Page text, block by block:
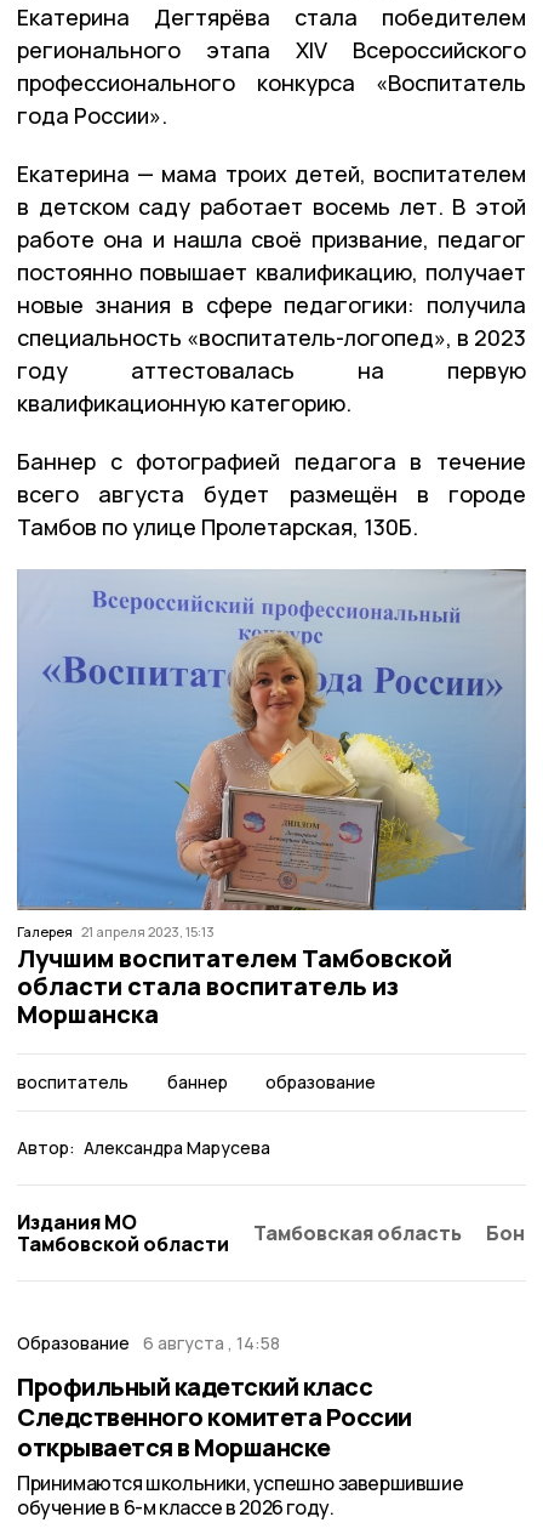
Екатерина Дегтярёва стала победителем
регионального этапа XIV Всероссийского
профессионального конкурса «Воспитатель
года России».
Екатерина — мама троих детей, воспитателем
в детском саду работает восемь лет. В этой
работе она и нашла своё призвание, педагог
постоянно повышает квалификацию, получает
новые знания в сфере педагогики: получила
специальность «воспитатель-логопед», в 2023
году аттестовалась на первую
квалификационную категорию.
Баннер с фотографией педагога в течение
всего августа будет размещён в городе
Тамбов по улице Пролетарская, 130Б.
Галерея 21 апреля 2023, 15:13
Лучшим воспитателем Тамбовской
области стала воспитатель из
Моршанска
воспитатель баннер образование
Автор: Александра Марусева
Издания МО
Тамбовской области
Тамбовская область
Образование 6 августа , 14:58
Профильный кадетский класс
Следственного комитета России
открывается в Моршанске
Принимаются школьники, успешно завершившие
обучение в 6-м классе в 2026 году.